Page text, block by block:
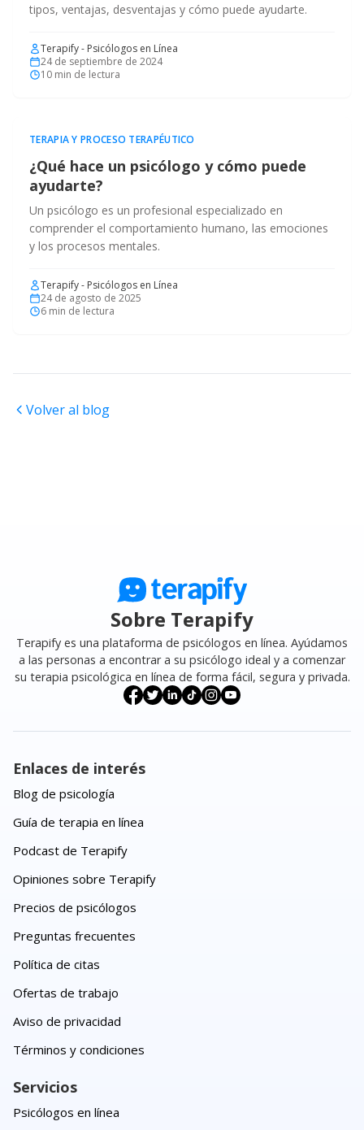
tipos, ventajas, desventajas y cómo puede ayudarte.
Terapify - Psicólogos en Línea
24 de septiembre de 2024
10 min de lectura
TERAPIA Y PROCESO TERAPÉUTICO
¿Qué hace un psicólogo y cómo puede
ayudarte?
Un psicólogo es un profesional especializado en
comprender el comportamiento humano, las emociones
y los procesos mentales.
Terapify - Psicólogos en Línea
24 de agosto de 2025
6 min de lectura
Volver al blog
Sobre Terapify
Terapify es una plataforma de psicólogos en línea. Ayúdamos
a las personas a encontrar a su psicólogo ideal y a comenzar
su terapia psicológica en línea de forma fácil, segura y privada.
Enlaces de interés
Blog de psicología
Guía de terapia en línea
Podcast de Terapify
Opiniones sobre Terapify
Precios de psicólogos
Preguntas frecuentes
Política de citas
Ofertas de trabajo
Aviso de privacidad
Términos y condiciones
Servicios
Psicólogos en línea